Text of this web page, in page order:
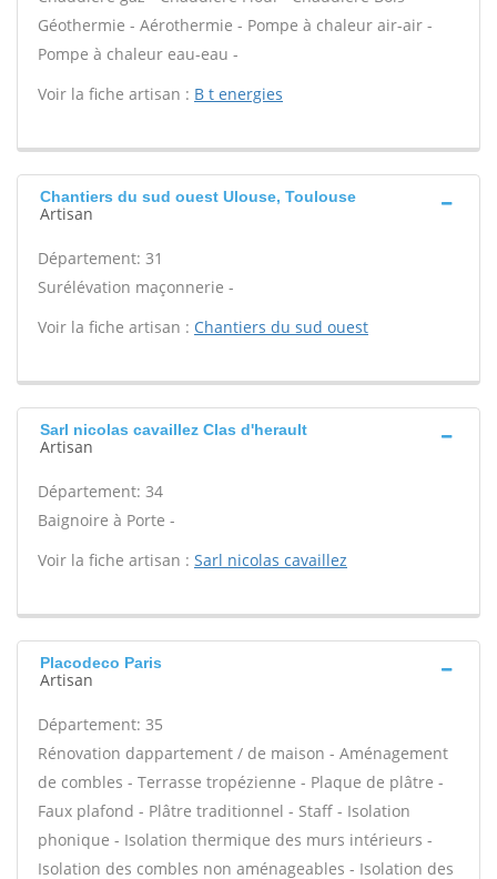
Géothermie - Aérothermie - Pompe à chaleur air-air -
Pompe à chaleur eau-eau -
Voir la fiche artisan : B t energies
Chantiers du sud ouest Ulouse, Toulouse
Artisan
Département: 31
Surélévation maçonnerie -
Voir la fiche artisan : Chantiers du sud ouest
Sarl nicolas cavaillez Clas d'herault
Artisan
Département: 34
Baignoire à Porte -
Voir la fiche artisan : Sarl nicolas cavaillez
Placodeco Paris
Artisan
Département: 35
Rénovation dappartement / de maison - Aménagement
de combles - Terrasse tropézienne - Plaque de plâtre -
Faux plafond - Plâtre traditionnel - Staff - Isolation
phonique - Isolation thermique des murs intérieurs -
Isolation des combles non aménageables - Isolation des